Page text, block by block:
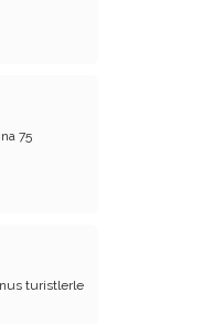
75
turistlerle